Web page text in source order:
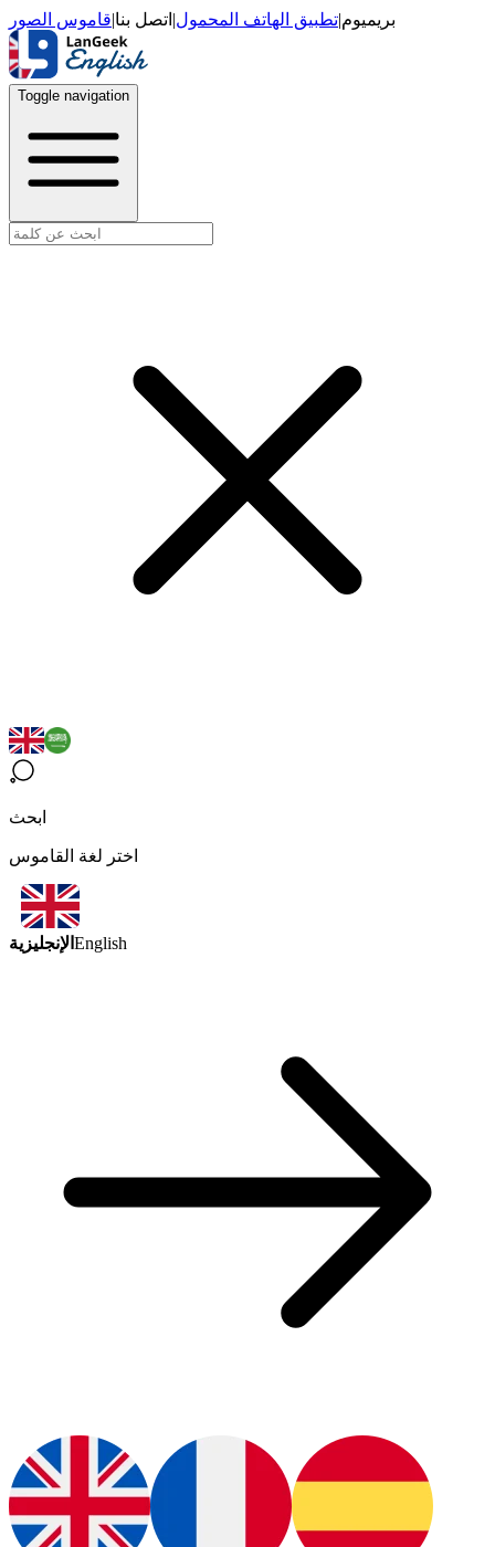
بريميوم|تطبيق الهاتف المحمول| اتصل بنا|قاموس الصور
Toggle navigation
ابحث
اختر لغة القاموس
الإنجليزية English